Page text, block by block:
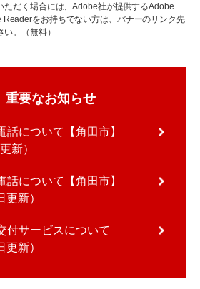
ただく場合には、Adobe社が提供するAdobe
Readerをお持ちでない方は、バナーのリンク先
。（無料）
重要なお知らせ
話について【角田市】
新
話について【角田市】
更新
付サービスについて
更新